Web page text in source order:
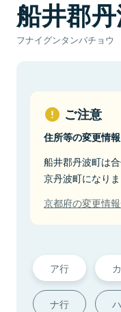
船井郡
フナイグンタンバチョウ
ご注意
住所等の変更情報
船井郡丹波町は
京丹波町になり
京都府の変更情
ア行
ナ行